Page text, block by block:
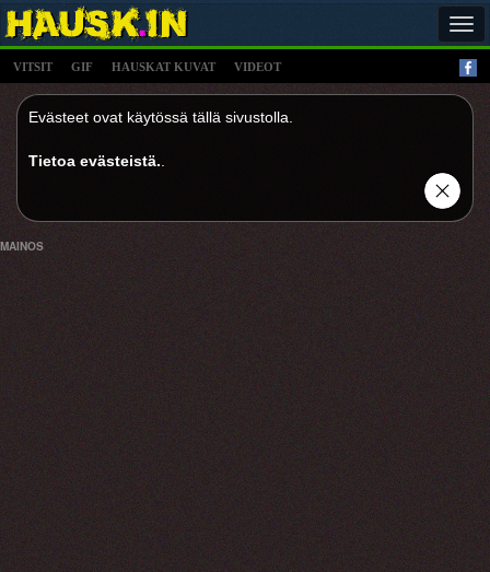
VITSIT GIF HAUSKAT KUVAT VIDEOT
Evästeet ovat käytössä tällä sivustolla.
Tietoa evästeistä.
MAINOS